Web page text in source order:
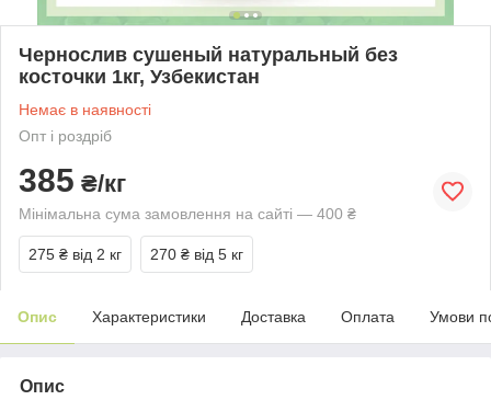
Чернослив сушеный натуральный без
косточки 1кг, Узбекистан
Немає в наявності
Опт і роздріб
385 ₴/кг
Мінімальна сума замовлення на сайті — 400 ₴
275 ₴ від 2 кг 270 ₴ від 5 кг
Опис Характеристики Доставка Оплата Умови
Опис